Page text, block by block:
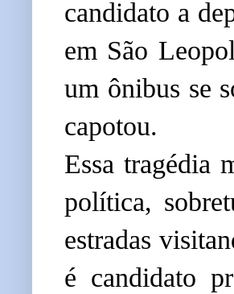
candidato a
em São
um ônibus se
capotou.
Essa tragédia
política,
estradas
é candidato